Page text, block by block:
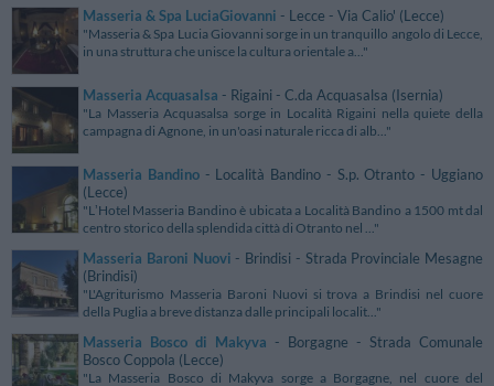
Masseria & Spa LuciaGiovanni - Lecce - Via Calio' (Lecce)
"Masseria & Spa Lucia Giovanni sorge in un tranquillo angolo di Lecce,
in una struttura che unisce la cultura orientale a..."
Masseria Acquasalsa - Rigaini - C.da Acquasalsa (Isernia)
"La Masseria Acquasalsa sorge in Località Rigaini nella quiete della
campagna di Agnone, in un'oasi naturale ricca di alb..."
Masseria Bandino- Località Bandino - S.p. Otranto - Uggiano
(Lecce)
"LʼHotel Masseria Bandino è ubicata a Località Bandino a 1500 mt dal
centro storico della splendida città di Otranto nel ..."
Masseria Baroni Nuovi - Brindisi - Strada Provinciale Mesagne
(Brindisi)
"L'Agriturismo Masseria Baroni Nuovi si trova a Brindisi nel cuore
della Puglia a breve distanza dalle principali localit..."
Masseria Bosco di Makyva - Borgagne - Strada Comunale
Bosco Coppola (Lecce)
"La Masseria Bosco di Makyva sorge a Borgagne, nel cuore del